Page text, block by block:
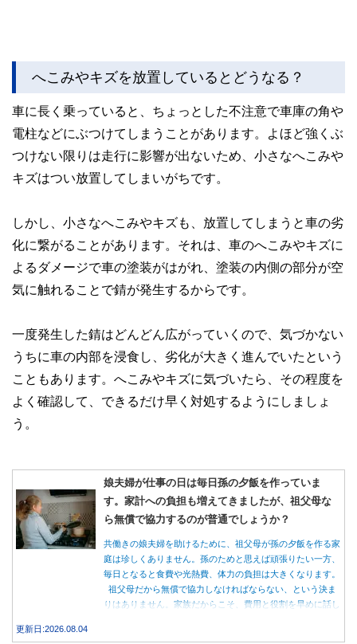
へこみやキズを放置しているとどうなる？
車に長く乗っていると、ちょっとした不注意で車庫の角や
電柱などにぶつけてしまうことがあります。よほど強くぶ
つけない限りは走行に影響が出ないため、小さなへこみや
キズはつい放置してしまいがちです。
しかし、小さなへこみやキズも、放置してしまうと車の劣
化に繋がることがあります。それは、車のへこみやキズに
よるダメージで車の塗装がはがれ、塗装の内側の部分が空
気に触れることで錆が発生するからです。
一度発生した錆はどんどん広がっていくので、気づかない
うちに車の内部を浸食し、劣化が大きく進んでいたという
こともあります。へこみやキズに気づいたら、その程度を
よく確認して、できるだけ早く対処するようにしましょ
う。
娘夫婦が仕事の日は毎日孫の夕飯を作っていま
す。家計への負担も増えてきましたが、祖父母な
ら無償で協力するのが普通でしょうか？
共働きの娘夫婦を助けるために、祖父母が孫の夕飯を作る家
庭は珍しくありません。孫のためと思えば頑張りたい一方、
毎日となると食費や光熱費、体力の負担は大きくなります。
祖父母だから無償で協力しなければならない、という決ま
りはありません。家族だからこそ、費用と役割を早めに話し
更新日:2026.08.04